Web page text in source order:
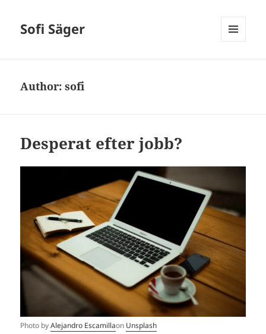
Sofi Säger
Author:sofi
Desperat efter jobb?
Photo byAlejandro Escamillaon Unsplash